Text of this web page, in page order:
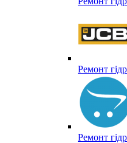
Ремонт
Ремонт